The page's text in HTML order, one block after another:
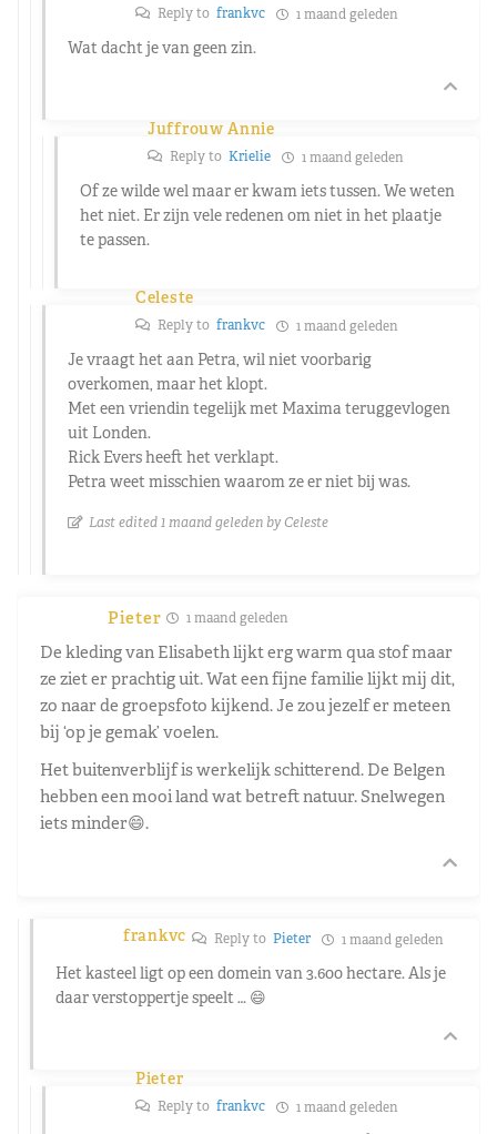
Reply to frankvc 1 maand geleden
Wat dacht je van geen zin.
Juffrouw Annie
Reply to Krielie 1 maand geleden
Of ze wilde wel maar er kwam iets tussen. We weten
het niet. Er zijn vele redenen om niet in het plaatje
te passen.
Celeste
Reply to frankvc 1 maand geleden
Je vraagt het aan Petra, wil niet voorbarig
overkomen, maar het klopt.
Met een vriendin tegelijk met Maxima teruggevlogen
uit Londen.
Rick Evers heeft het verklapt.
Petra weet misschien waarom ze er niet bij was.
Last edited 1 maand geleden by Celeste
Pieter 1 maand geleden
De kleding van Elisabeth lijkt erg warm qua stof maar
ze ziet er prachtig uit. Wat een fijne familie lijkt mij dit,
zo naar de groepsfoto kijkend. Je zou jezelf er meteen
bij ‘op je gemak’ voelen.
Het buitenverblijf is werkelijk schitterend. De Belgen
hebben een mooi land wat betreft natuur. Snelwegen
iets minder😄.
frankvc Reply to Pieter 1 maand geleden
Het kasteel ligt op een domein van 3.600 hectare. Als je
daar verstoppertje speelt … 😄
Pieter
Reply to frankvc 1 maand geleden